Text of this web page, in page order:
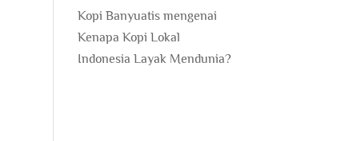
Kopi Banyuatis mengenai
Kenapa Kopi Lokal
Indonesia Layak Mendunia?